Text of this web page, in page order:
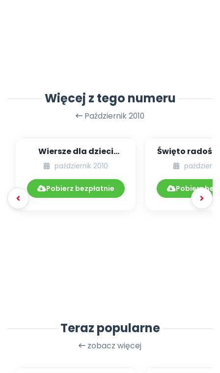
Więcej z tego numeru
Październik 2010
Wiersze dla dzieci
(Nasza grupa, Jesień)
październik 2010
Pobierz bezpłatnie
Święto
życiu
Pobierz
Teraz popularne
zobacz więcej